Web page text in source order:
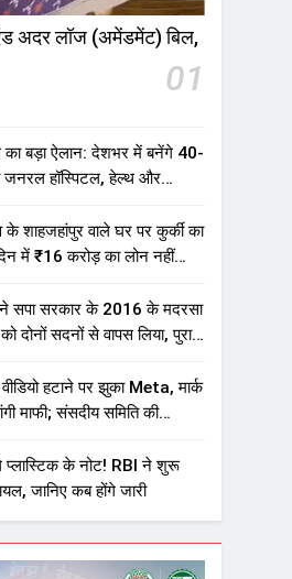
अदर लॉज (अमेंडमेंट) बिल,
01
का बड़ा ऐलान: देशभर में बनेंगे 40-
जनरल हॉस्पिटल, हेल्थ और
के शाहजहांपुर वाले घर पर कुर्की का
में ₹16 करोड़ का लोन नहीं
ने सपा सरकार के 2016 के मदरसा
दोनों सदनों से वापस लिया, पुराने
हटाने पर झुका Meta, मार्क
माफी; संसदीय समिति की
प्लास्टिक के नोट! RBI ने शुरू
जानिए कब होंगे जारी